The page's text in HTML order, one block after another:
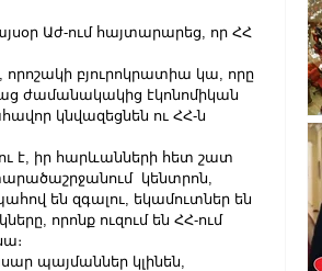
Աժ-ում հայտարարեց, որ ՀՀ
որոշակի բյուրոկրատիա կա, որը
ժամանակակից էկոնոմիկան
կնվազեցնեն ու ՀՀ-ն
է, իր հարևանների հետ շատ
կենտրոն,
են զգալու, եկամուտներ են
որոնք ուզում են ՀՀ-ում
պայմաններ կլինեն,